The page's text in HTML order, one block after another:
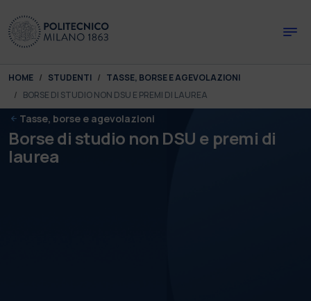
You are here:
HOME STUDENTI
TASSE, BORSE E AGEVOLAZIONI
BORSE DI STUDIO NON DSU E PREMI DI LAUREA
Tasse, borse e agevolazioni
Borse di studio non DSU e premi di
laurea